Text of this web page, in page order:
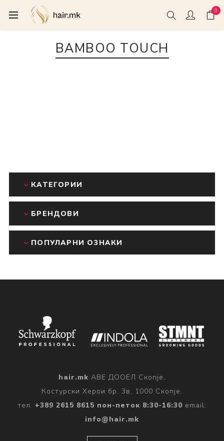
0
BAMBOO TOUCH
КАТЕГОРИИ
БРЕНДОВИ
ПОПУЛАРНИ ОЗНАКИ
hair.mk АВЕ ДООЕЛ Скопје,
Костурски Херои бр. 3в, 1000 Скопје.
тел. +389 2615 8615 пон-петок 8:30-16:30 email:
info@hair.mk